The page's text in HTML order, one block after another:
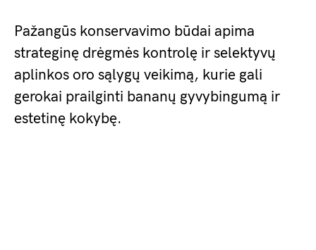
Pažangūs konservavimo būdai apima
strateginę drėgmės kontrolę ir selektyvų
aplinkos oro sąlygų veikimą, kurie gali
gerokai prailginti bananų gyvybingumą ir
estetinę kokybę.